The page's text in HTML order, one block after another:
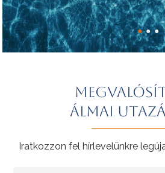
● ● ●
álmai
Iratkozzon fel hírlevelünkre